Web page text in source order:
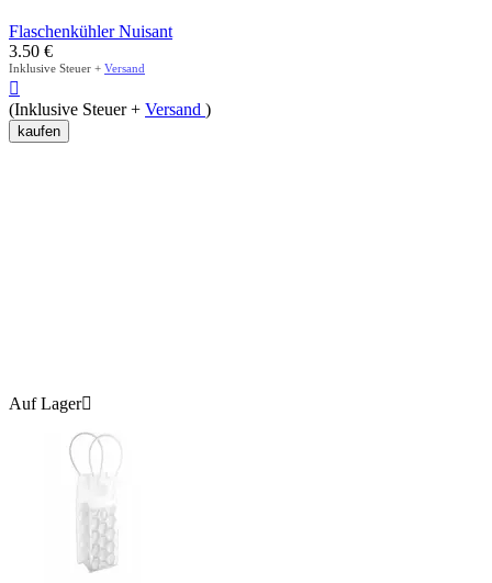
Flaschenkühler Nuisant
3.50 €
Inklusive Steuer + Versand

(Inklusive Steuer + Versand )
kaufen
Auf Lager